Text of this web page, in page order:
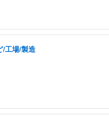
/工場/製造